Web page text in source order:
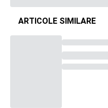
ARTICOLE SIMILARE